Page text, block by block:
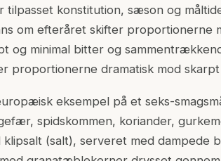
tilpasset konstitution, sæson og
om efteråret skifter proportionerne
og minimal bitter og
proportionerne dramatisk mod
eksempel på et seks-
spidskommen, koriander,
klipsalt (salt), serveret med dampede